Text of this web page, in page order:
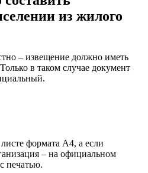
из жилого
– извещение должно иметь
в таком случае документ
формата А4, а если
– на официальном
печатью.